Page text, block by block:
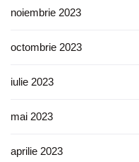
noiembrie 2023
octombrie 2023
iulie 2023
mai 2023
aprilie 2023